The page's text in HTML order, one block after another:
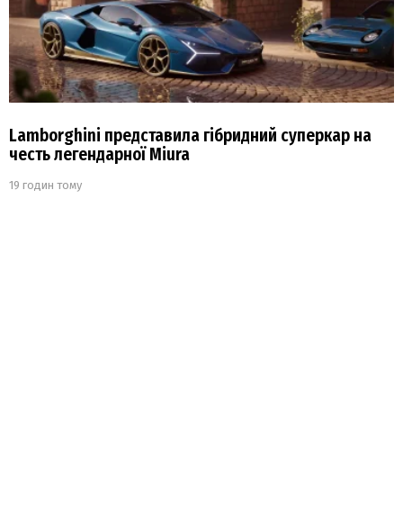
Lamborghini представила гібридний суперкар на
честь легендарної Miura
19 годин тому